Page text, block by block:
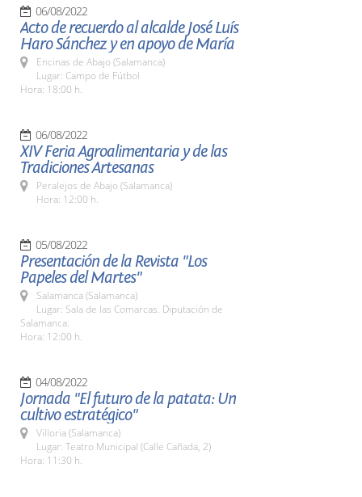
06/08/2022
Acto de recuerdo al alcalde José Luís
Haro Sánchez y en apoyo de María
Encinas de Abajo (Salamanca)
Lugar: Campo de Fútbol
Hora: 18:00 h.
06/08/2022
XIV Feria Agroalimentaria y de las
Tradiciones Artesanas
Peralejos de Abajo (Salamanca)
Hora: 12:00 h.
05/08/2022
Presentación de la Revista "Los
Papeles del Martes"
Salamanca (Salamanca)
Lugar: Sala de las Comarcas. Diputación de
Salamanca.
Hora: 12:00 h.
04/08/2022
Jornada "El futuro de la patata: Un
cultivo estratégico"
Villoria (Salamanca)
Lugar: Teatro Municipal (Calle Cañada, 2)
Hora: 11:30 h.